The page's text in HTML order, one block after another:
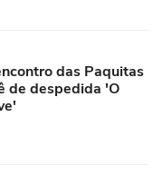
das Paquitas
de despedida 'O